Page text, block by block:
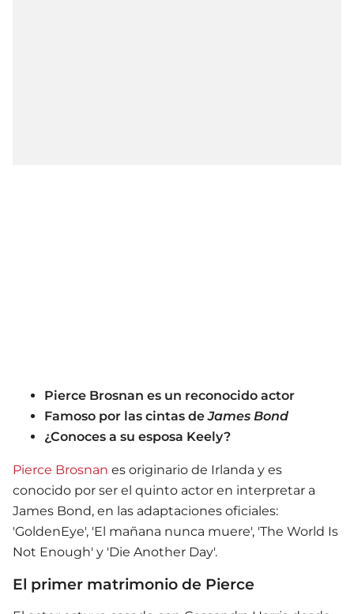
Pierce Brosnan es un reconocido actor
Famoso por las cintas deJames Bond
¿Conoces a su esposa Keely?
Pierce Brosnan es originario de Irlanda y es
conocido por ser el quinto actor en interpretar a
James Bond, en las adaptaciones oficiales:
'GoldenEye', 'El mañana nunca muere', 'The World Is
Not Enough' y 'Die Another Day'.
El primer matrimonio de Pierce